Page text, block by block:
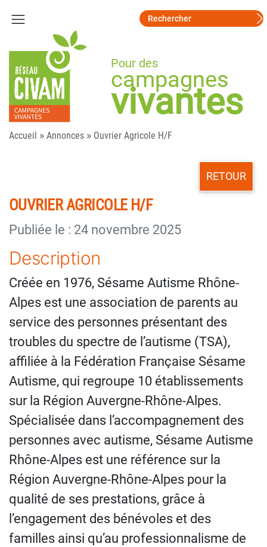
Pour des
campagnes
vivantes
Accueil » Annonces » Ouvrier Agricole H/F
RETOUR
OUVRIER AGRICOLE H/F
Publiée le : 24 novembre 2025
Description
Créée en 1976, Sésame Autisme Rhône-
Alpes est une association de parents au
service des personnes présentant des
troubles du spectre de l’autisme (TSA),
affiliée à la Fédération Française Sésame
Autisme, qui regroupe 10 établissements
sur la Région Auvergne-Rhône-Alpes.
Spécialisée dans l’accompagnement des
personnes avec autisme, Sésame Autisme
Rhône-Alpes est une référence sur la
Région Auvergne-Rhône-Alpes pour la
qualité de ses prestations, grâce à
l’engagement des bénévoles et des
familles ainsi qu’au professionnalisme de